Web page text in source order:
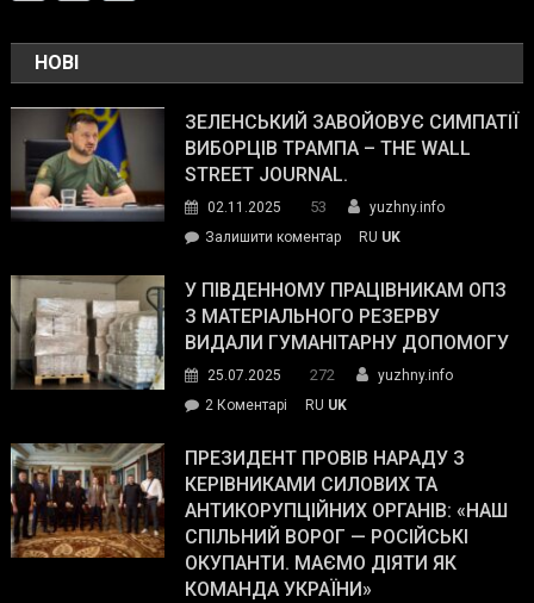
НОВІ
ЗЕЛЕНСЬКИЙ ЗАВОЙОВУЄ СИМПАТІЇ
ВИБОРЦІВ ТРАМПА – THE WALL
STREET JOURNAL.
02.11.2025 53
yuzhny.info
Залишити коментарon
завойовує
симпатії
виборців
The
Street
Journal.
RU UK
У ПІВДЕННОМУ ПРАЦІВНИКАМ ОПЗ
З МАТЕРІАЛЬНОГО РЕЗЕРВУ
ВИДАЛИ ГУМАНІТАРНУ ДОПОМОГУ
25.07.2025 272
yuzhny.info
2 Коментарі
Південному
працівникам
ОПЗ
з
матеріального
резерву
RU UK
ПРЕЗИДЕНТ ПРОВІВ НАРАДУ З
КЕРІВНИКАМИ СИЛОВИХ ТА
АНТИКОРУПЦІЙНИХ ОРГАНІВ: «НАШ
СПІЛЬНИЙ ВОРОГ — РОСІЙСЬКІ
ОКУПАНТИ. МАЄМО ДІЯТИ ЯК
КОМАНДА УКРАЇНИ»